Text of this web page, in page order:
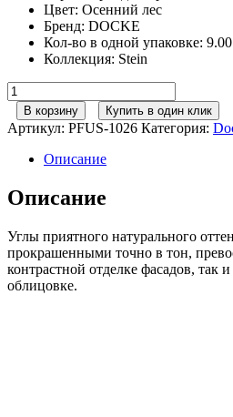
Цвет: Осенний лес
Бренд: DOCKE
Кол-во в одной упаковке: 9.00
Коллекция: Stein
Количество
товара
Docke
Угол
Stein
Осенний
лес
400мм
В корзину Купить в один клик
Артикул: PFUS-1026 Категория:
Описание
Описание
Углы приятного натурального
прокрашенными точно в тон,
контрастной отделке фасадов, так
облицовке.